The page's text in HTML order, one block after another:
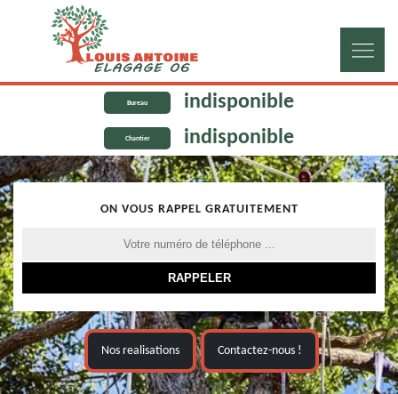
Bureau indisponible
Chantier indisponible
ON VOUS RAPPEL GRATUITEMENT
Nos realisations Contactez-nous !